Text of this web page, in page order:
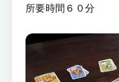
所要時間６０分